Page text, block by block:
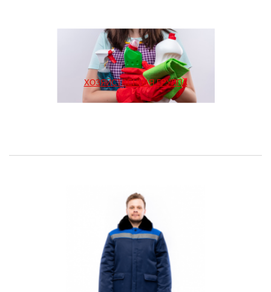
ХОЗЯЙСТВЕННАЯ ГРУППА